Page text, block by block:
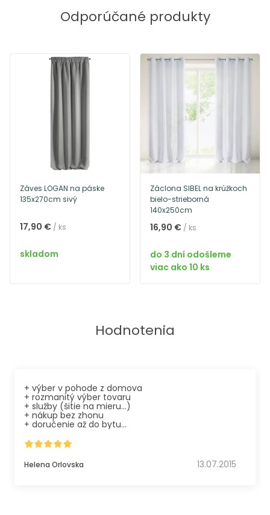
Odporúčané produkty
Záves LOGAN na páske
135x270cm sivý
17,90 € / ks
skladom
Záclona SIBEL na krúžkoch
bielo-strieborná
140x250cm
16,90 € / ks
do 3 dní odošleme
viac ako 10 ks
Hodnotenia
+ výber v pohode z domova
+ rozmanitý výber tovaru
+ služby (šitie na mieru...)
+ nákup bez zhonu
+ doručenie až do bytu
odporúčam, dobrá komunikácia,
kvalita dodaného tovaru, kvalita aj služieb (napr.
obšívanie koberca veľmi kvalitná práca) a
spokojná i s dopravou tovaru.
Helena Orlovska 13.07.2015